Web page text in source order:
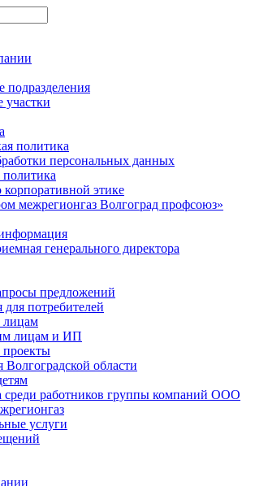
подразделения
участки
политика
персональных данных
политика
этике
межрегионгаз Волгоград профсоюз»
генерального директора
предложений
потребителей
лицам
лицам и ИП
Волгоградской области
среди работников группы компаний ООО
услуги